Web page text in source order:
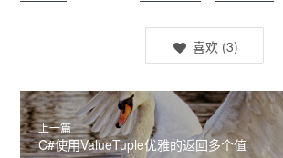
喜欢 (3)
上一篇
C#使用ValueTuple优雅的返回多个值